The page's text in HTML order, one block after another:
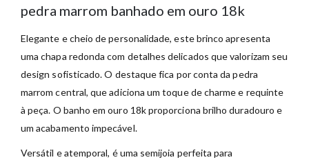
pedra marrom banhado em ouro 18k
Elegante e cheio de personalidade, este brinco apresenta
uma chapa redonda com detalhes delicados que valorizam seu
design sofisticado. O destaque fica por conta da pedra
marrom central, que adiciona um toque de charme e requinte
à peça. O banho em ouro 18k proporciona brilho duradouro e
um acabamento impecável.
Versátil e atemporal, é uma semijoia perfeita para